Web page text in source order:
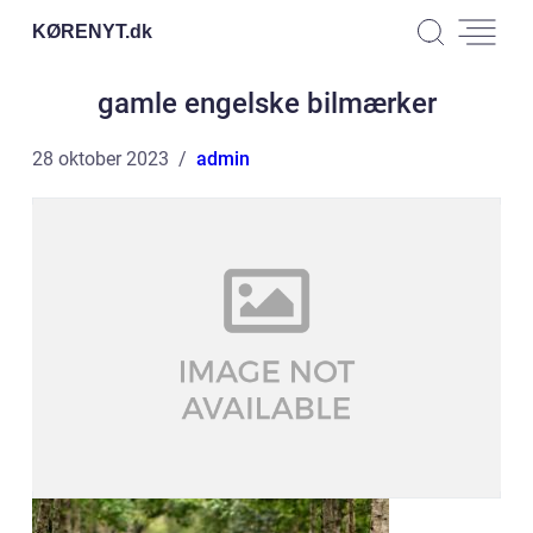
KØRENYT.dk
gamle engelske bilmærker
28 oktober 2023 admin